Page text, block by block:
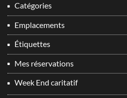
Catégories
Emplacements
Étiquettes
Mes réservations
Week End caritatif